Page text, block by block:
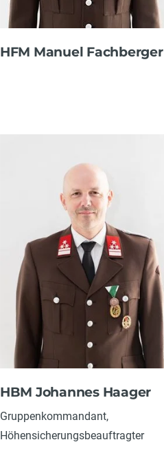
HFM Manuel Fachberger
HBM Johannes Haager
Gruppenkommandant,
Höhensicherungsbeauftragter